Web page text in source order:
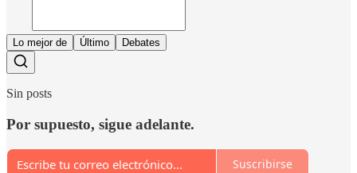
Lo mejor de Último Debates
Sin posts
Por supuesto, sigue adelante.
Suscribirse